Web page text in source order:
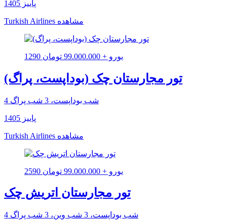
پاییز 1405
Turkish Airlines مشاهده
1290 یورو + 99.000.000 تومان
تور مجارستان چک (بوداپست، پراگ)
4 شب بوداپست، 3 شب پراگ
پاییز 1405
Turkish Airlines مشاهده
2590 یورو + 99.000.000 تومان
تور مجارستان اتریش چک
4 شب بوداپست، 3 شب وین، 3 شب پراگ